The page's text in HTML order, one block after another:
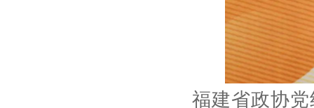
福建省政协